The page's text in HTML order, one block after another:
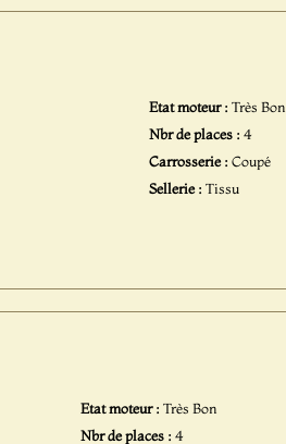
Etat moteur :Très Bon
Nbr de places :4
Carrosserie :Coupé
Sellerie :Tissu
Etat moteur :Très Bon
Nbr de places :4